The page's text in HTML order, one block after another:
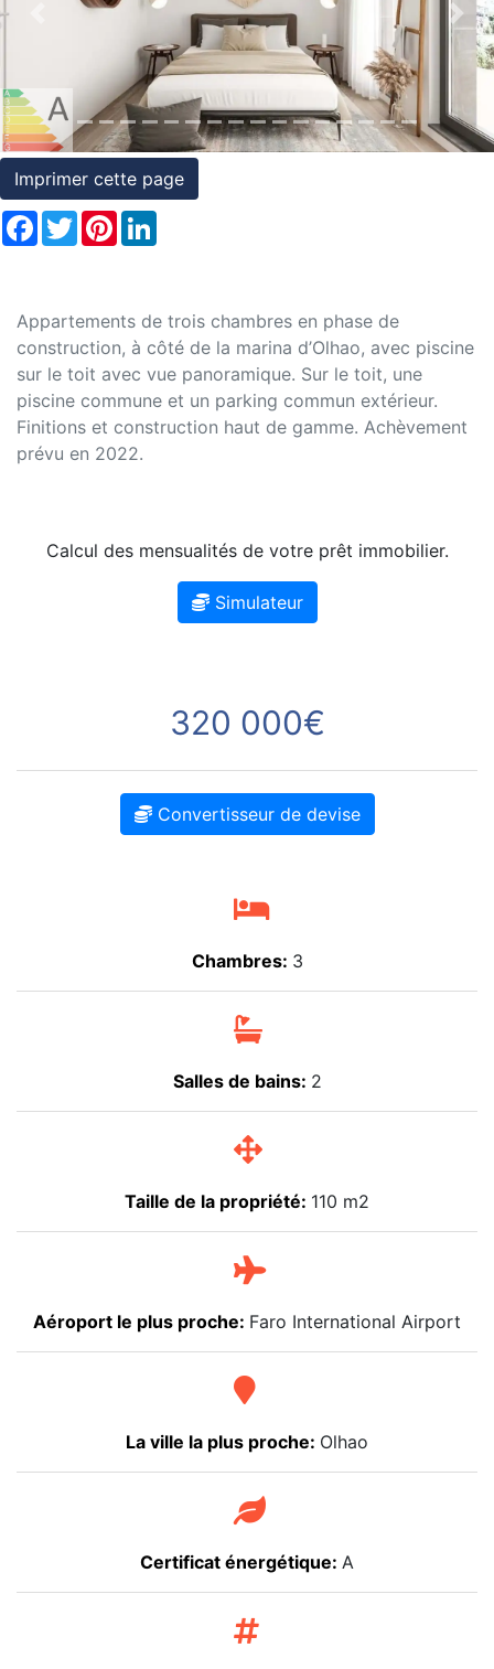
Témoignages
Conseils
Juridiques
Next
Imprimer cette page
Facebook
TwitterPinterest
Appartements de trois chambres en phase de
construction, à côté de la marina d’Olhao, avec piscine
sur le toit avec vue panoramique. Sur le toit, une
piscine commune et un parking commun extérieur.
Finitions et construction haut de gamme. Achèvement
prévu en 2022.
Calcul des mensualités de votre prêt immobilier.
Simulateur
320 000€
Convertisseur de devise
Chambres: 3
Salles de bains: 2
Taille de la propriété: 110 m2
Aéroport le plus proche: Faro International Airport
La ville la plus proche: Olhao
Certificat énergétique: A